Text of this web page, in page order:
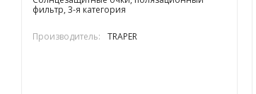
фильтр, 3-я категория
Производитель: TRAPER